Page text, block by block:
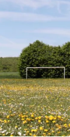
8. Mai 2026
SV
U: Jeremia
H/N/U
für H/N/
Patrick […]